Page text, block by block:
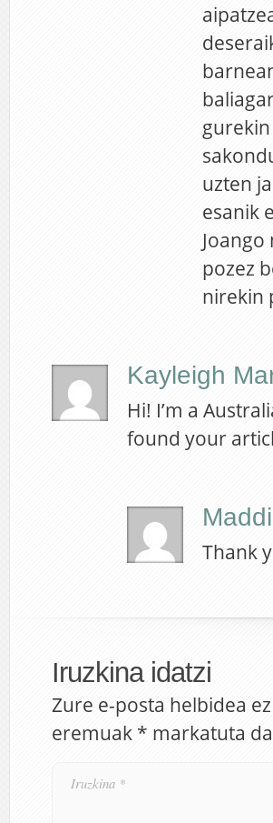
uzten
esanik
pozez
nirekin
Kayleigh
Hi! I’m a
found your
Thank
Iruzkina idatzi
Zure e-posta helbidea
eremuak * markatuta